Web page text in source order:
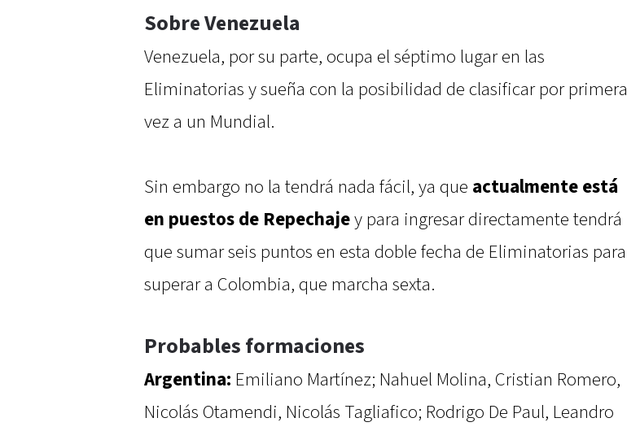
Sobre Venezuela
Venezuela, por su parte, ocupa el séptimo lugar en las
Eliminatorias y sueña con la posibilidad de clasificar por primera
vez a un Mundial.
Sin embargo no la tendrá nada fácil, ya que actualmente está
en puestos de Repechajey para ingresar directamente tendrá
que sumar seis puntos en esta doble fecha de Eliminatorias para
superar a Colombia, que marcha sexta.
Probables formaciones
Argentina: Emiliano Martínez; Nahuel Molina, Cristian Romero,
Nicolás Otamendi, Nicolás Tagliafico; Rodrigo De Paul, Leandro